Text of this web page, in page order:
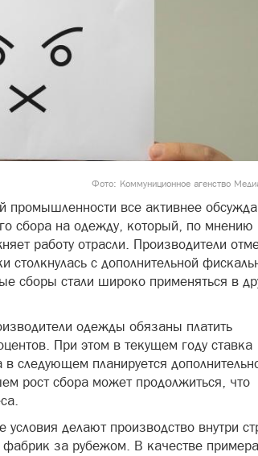
Фото: Коммуниционное агенство
промышленности все активнее
сбора на одежду, который, по мнению
работу отрасли. Производители
с дополнительной
сборы стали широко применяться в
одежды обязаны платить
При этом в текущем году ставка
следующем планируется
рост сбора может продолжиться, что
делают производство внутри
за рубежом. В качестве